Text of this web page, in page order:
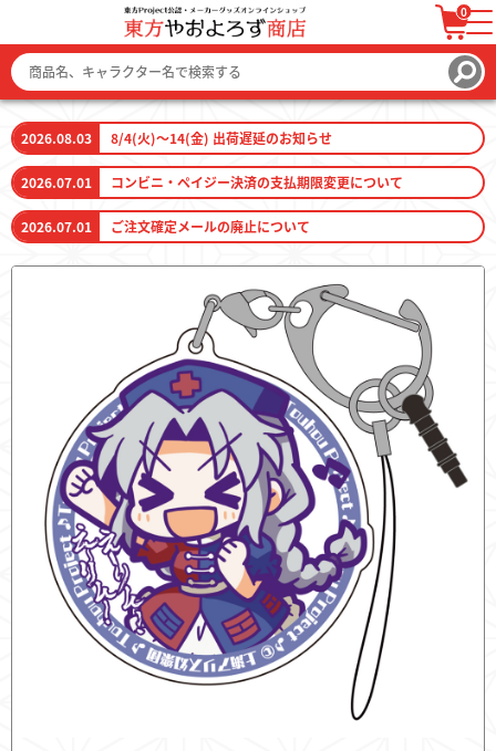
0
ログイン / 会員登録 カートを見る
ファッション
キーホルダー
トレーディングカード
フィギュア
2026.08.03 8/4(火)～14(金) 出荷遅延のお知らせ
2026.07.01 コンビニ・ペイジー決済の支払期限変更について
2026.07.01 ご注文確定メールの廃止について